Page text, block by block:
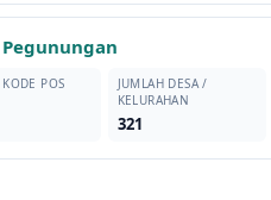
Pegunungan
POS
JUMLAH DESA /
KELURAHAN
321